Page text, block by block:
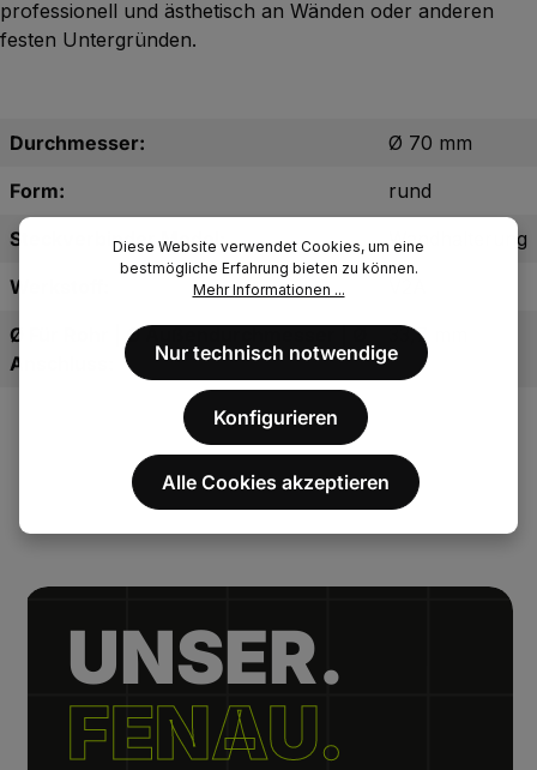
professionell und ästhetisch an Wänden oder anderen
festen Untergründen.
Durchmesser:
Ø 70 mm
Form:
rund
Steckverbinder Model:
Wandhalterung
Werkstoff:
Ø Für Rohr | Ø Außendurchmesser | Ø
Anschluss:
33,7 mm
UNSER.
FENAU.
Diese Website verwendet Cookies, um eine
bestmögliche Erfahrung bieten zu können.
Mehr Informationen ...
Nur technisch notwendige
Konfigurieren
Alle Cookies akzeptieren